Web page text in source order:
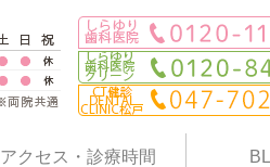
アクセス・診療時間